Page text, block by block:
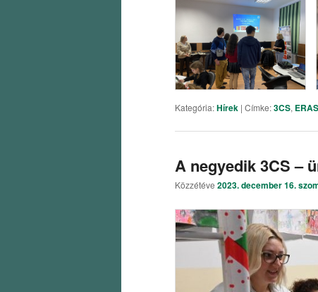
Kategória:Hírek | Címke:3CS,
A negyedik 3CS –
Közzétéve 2023. december 16.